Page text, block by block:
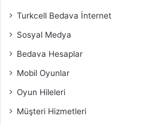
Turkcell Bedava İnternet
Sosyal Medya
Bedava Hesaplar
Mobil Oyunlar
Oyun Hileleri
Müşteri Hizmetleri